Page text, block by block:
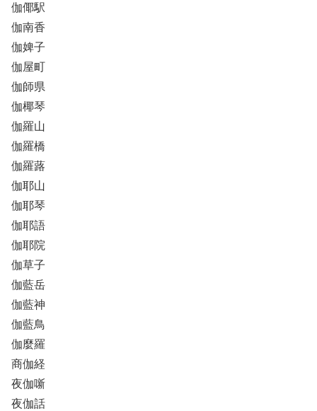
伽倻駅
伽南香
伽婢子
伽屋町
伽師県
伽椰琴
伽羅山
伽羅橋
伽羅蕗
伽耶山
伽耶琴
伽耶語
伽耶院
伽草子
伽藍岳
伽藍神
伽藍鳥
伽麼羅
商伽経
夜伽噺
夜伽話